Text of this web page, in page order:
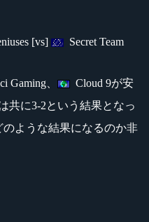
[vs] Secret Team
Gaming、
Cloud 9が安
共に3-2という結果となっ
ような結果になるのか非